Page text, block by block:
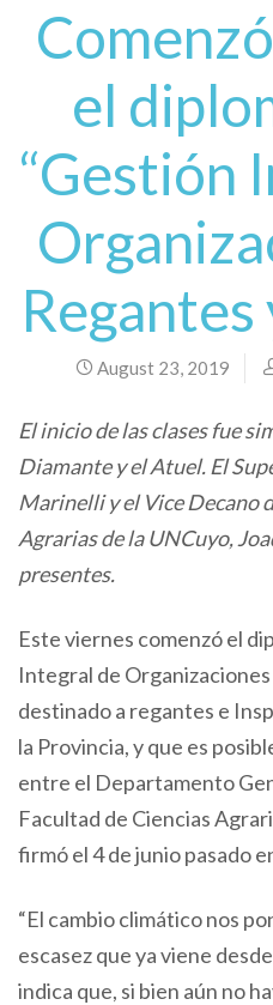
el
“Gestión
Regantes
August 23, 2019
El inicio de las clases fue
Diamante y el Atuel. El
Marinelli y el Vice Decano
Agrarias de la UNCuyo,
presentes.
Este viernes comenzó el
Integral de Organizaciones
destinado a regantes e
la Provincia, y que es
entre el Departamento
Facultad de Ciencias
firmó el 4 de junio pasado
“El cambio climático nos
escasez que ya viene
indica que, si bien aún no